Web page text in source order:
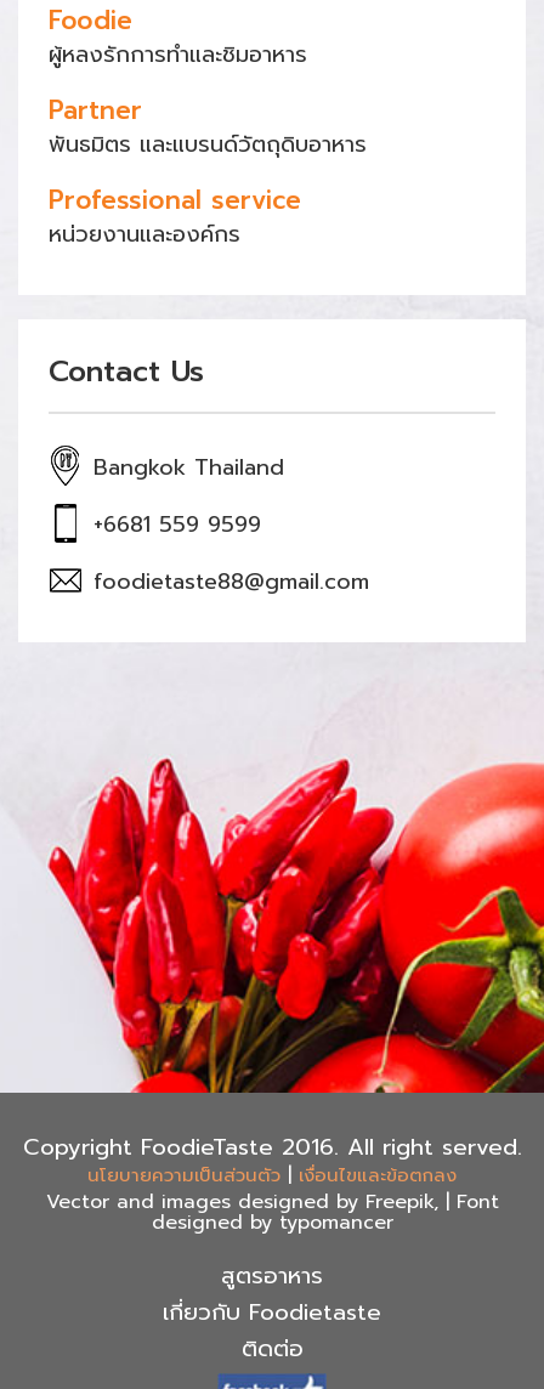
Foodie
ผู้หลงรักการทำและชิมอาหาร
Partner
พันธมิตร และแบรนด์วัตถุดิบอาหาร
Professional service
หน่วยงานและองค์กร
Contact Us
Bangkok Thailand
+6681 559 9599
foodietaste88@gmail.com
Copyright FoodieTaste 2016. All right served.
นโยบายความเป็นส่วนตัว | เงื่อนไขและข้อตกลง
Vector and images designed by Freepik, | Font
designed by typomancer
สูตรอาหาร
เกี่ยวกับ Foodietaste
ติดต่อ